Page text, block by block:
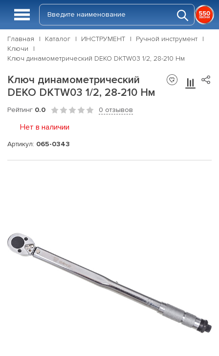
Главная Каталог ИНСТРУМЕНТ
Ручной инструмент
Ключи
Ключ динамометрический DEKO DKTW03 1/2, 28-210 Нм
Ключ динамометрический
DEKO DKTW03 1/2, 28-210 Нм
Рейтинг 0.0 0 отзывов
Нет в наличии
Артикул: 065-0343